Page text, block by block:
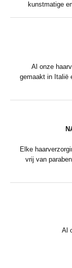
kunstmatige
Al onze
gemaakt in Italië
Elke
vrij van
Al